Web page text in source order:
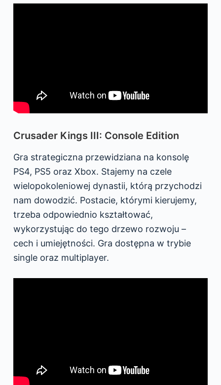
Crusader Kings III: Console Edition
Gra strategiczna przewidziana na konsolę
PS4, PS5 oraz Xbox. Stajemy na czele
wielopokoleniowej dynastii, którą przychodzi
nam dowodzić. Postacie, którymi kierujemy,
trzeba odpowiednio kształtować,
wykorzystując do tego drzewo rozwoju –
cech i umiejętności. Gra dostępna w trybie
single oraz multiplayer.